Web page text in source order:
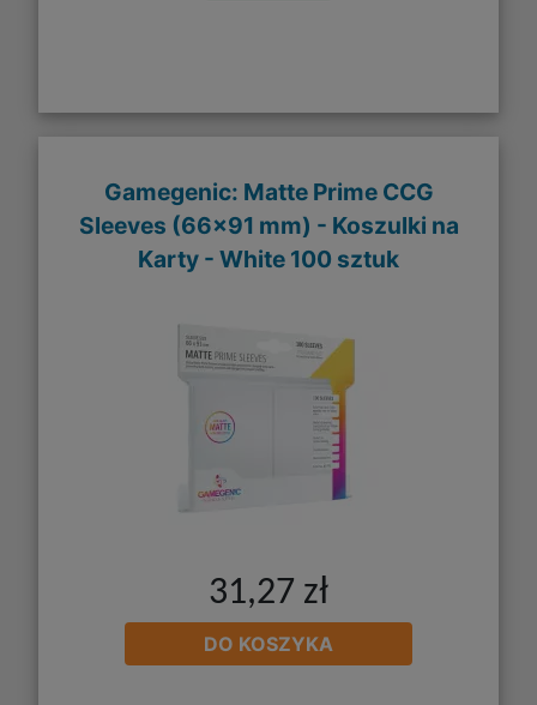
Gamegenic: Matte Prime CCG
Sleeves (66x91 mm) - Koszulki na
Karty - White 100 sztuk
31,27 zł
DO KOSZYKA